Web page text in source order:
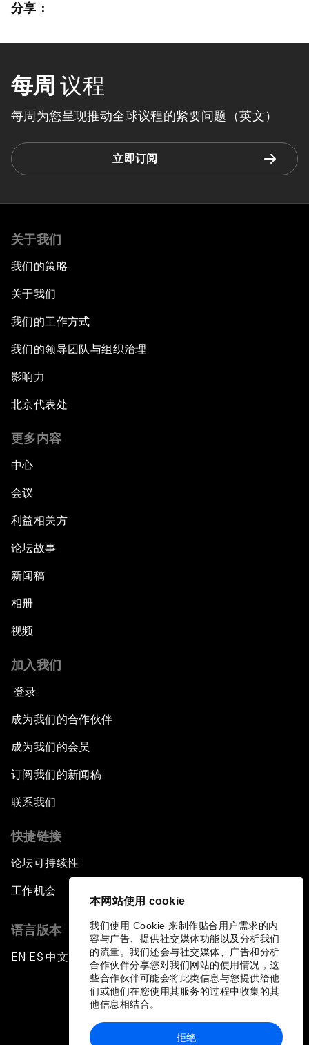
本网站使用 cookie
我们使用 Cookie 来制作贴合用户需求的内
容与广告、提供社交媒体功能以及分析我们
的流量。我们还会与社交媒体、广告和分析
合作伙伴分享您对我们网站的使用情况，这
些合作伙伴可能会将此类信息与您提供给他
们或他们在您使用其服务的过程中收集的其
他信息相结合。
拒绝
分享：
每周 议程
每周为您呈现推动全球议程的紧要问题（英文）
立即订阅
关于我们
我们的策略
关于我们
我们的工作方式
我们的领导团队与组织治理
影响力
北京代表处
更多内容
中心
会议
利益相关方
论坛故事
新闻稿
相册
视频
加入我们
登录
成为我们的合作伙伴
成为我们的会员
订阅我们的新闻稿
联系我们
快捷链接
论坛可持续性
工作机会
语言版本
EN ▪ES▪中文▪ 日本語